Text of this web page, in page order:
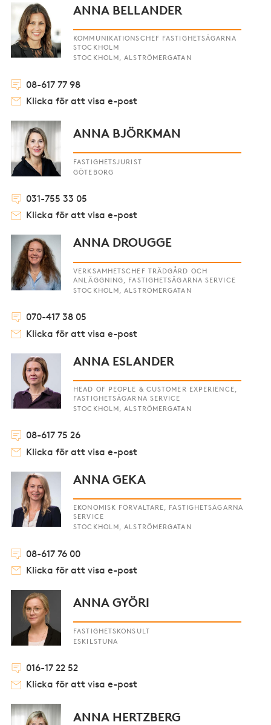
ANNA BELLANDER
KOMMUNIKATIONSCHEF FASTIGHETSÄGARNA
STOCKHOLM
STOCKHOLM, ALSTRÖMERGATAN
08-617 77 98
Klicka för att visa e-post
ANNA BJÖRKMAN
FASTIGHETSJURIST
GÖTEBORG
031-755 33 05
Klicka för att visa e-post
ANNA DROUGGE
VERKSAMHETSCHEF TRÄDGÅRD OCH
ANLÄGGNING, FASTIGHETSÄGARNA SERVICE
STOCKHOLM, ALSTRÖMERGATAN
070-417 38 05
Klicka för att visa e-post
ANNA ESLANDER
HEAD OF PEOPLE & CUSTOMER EXPERIENCE,
FASTIGHETSÄGARNA SERVICE
STOCKHOLM, ALSTRÖMERGATAN
08-617 75 26
Klicka för att visa e-post
ANNA GEKA
EKONOMISK FÖRVALTARE, FASTIGHETSÄGARNA
SERVICE
STOCKHOLM, ALSTRÖMERGATAN
08-617 76 00
Klicka för att visa e-post
ANNA GYÖRI
FASTIGHETSKONSULT
ESKILSTUNA
016-17 22 52
Klicka för att visa e-post
ANNA HERTZBERG